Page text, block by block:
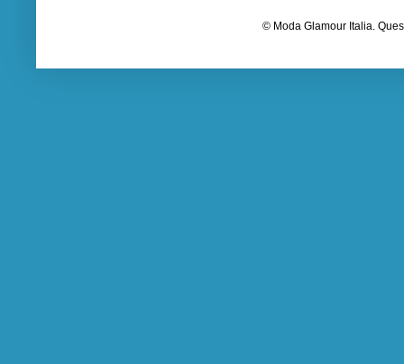
© Moda Glamour Italia.